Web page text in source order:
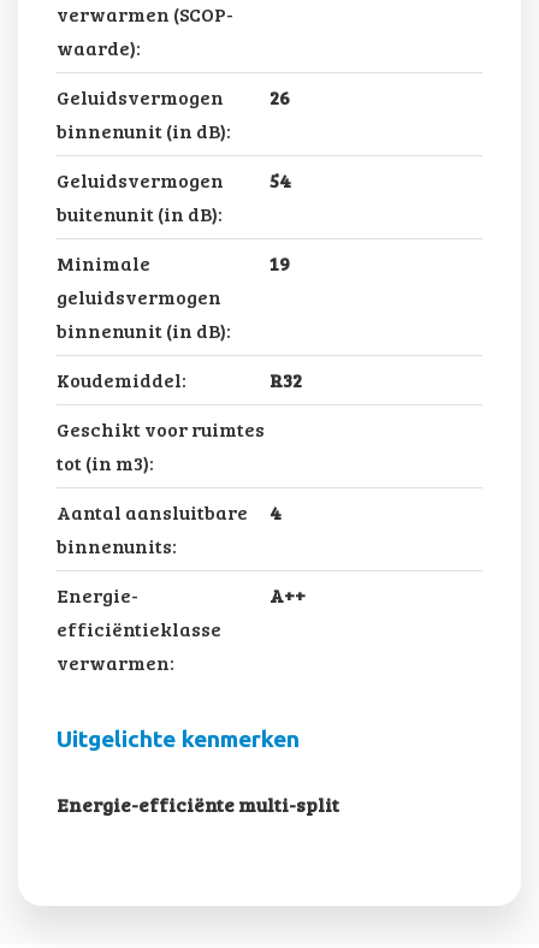
verwarmen (SCOP-
waarde):
Geluidsvermogen
binnenunit (in dB):
26
Geluidsvermogen
buitenunit (in dB):
54
Minimale
geluidsvermogen
binnenunit (in dB):
19
Koudemiddel:
R32
Geschikt voor ruimtes
tot (in m3):
Aantal aansluitbare
binnenunits:
4
Energie-
efficiëntieklasse
verwarmen:
A++
Uitgelichte kenmerken
Energie-efficiënte multi-split